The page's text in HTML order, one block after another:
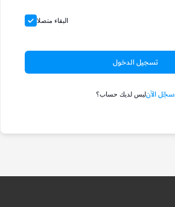
البقاء متصلا
تسجيل الدخول
ليس لديك حساب؟سجّل الآن